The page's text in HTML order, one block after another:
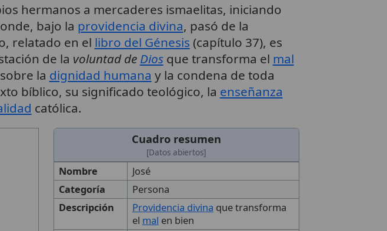
hermanos a mercaderes ismaelitas, iniciando
bajo la providencia divina, pasó de la
relatado en el libro del Génesis (capítulo 37), es
de la voluntad de Diosque transforma el mal
la dignidad humana y la condena de toda
bíblico, su significado teológico, la enseñanza
católica.
Cuadro resumen
[Datos abiertos]
Nombre
José
Categoría
Persona
Descripción
Providencia divina que transforma
el mal en bien